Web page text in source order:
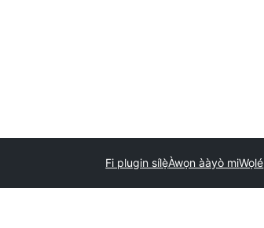
Fi plugin sílẹ̀Àwọn ààyò miWọlé